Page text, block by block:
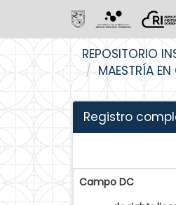
REPOSITORIO
MAESTRÍA
Registro
Campo DC